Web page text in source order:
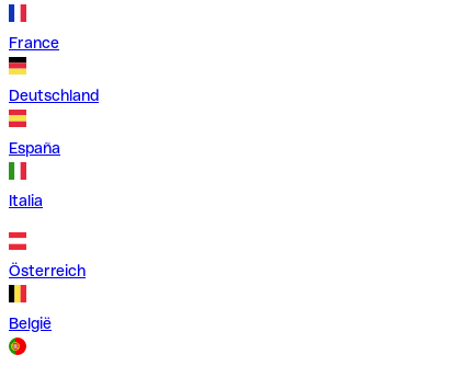
France
Deutschland
España
Italia
Österreich
België